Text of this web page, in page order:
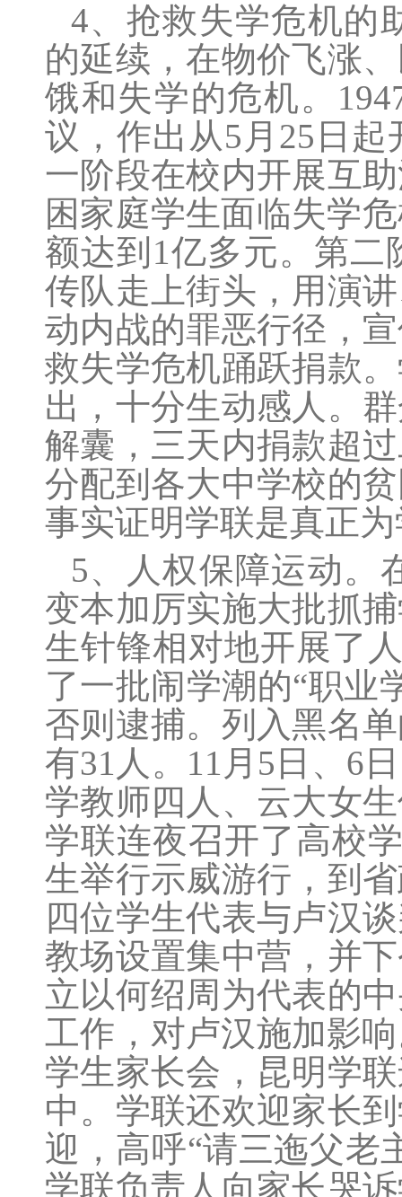
4、抢救失学危机的
的延续，在物价飞涨
饿和失学的危机。
议，作出从5月25日
一阶段在校内开展互
困家庭学生面临失学
额达到1亿多元。第二
传队走上街头，用演
动内战的罪恶行径，
救失学危机踊跃捐款
出，十分生动感人。
解囊，三天内捐款超
分配到各大中学校的
事实证明学联是真正
5、人权保障运动。
变本加厉实施大批抓
生针锋相对地开展了
了一批闹学潮的“职业
否则逮捕。列入黑名
有31人。11月5日、6
学教师四人、云大女
学联连夜召开了高校
生举行示威游行，到
四位学生代表与卢汉
教场设置集中营，并
立以何绍周为代表的
工作，对卢汉施加影
学生家长会，昆明学
中。学联还欢迎家长
迎，高呼“请三迤父老
学联负责人向家长哭